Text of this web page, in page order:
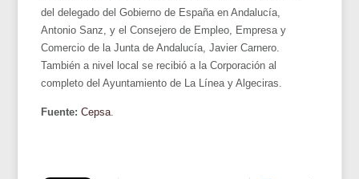
del delegado del Gobierno de España en Andalucía,
Antonio Sanz, y el Consejero de Empleo, Empresa y
Comercio de la Junta de Andalucía, Javier Carnero.
También a nivel local se recibió a la Corporación al
completo del Ayuntamiento de La Línea y Algeciras.
Fuente: Cepsa